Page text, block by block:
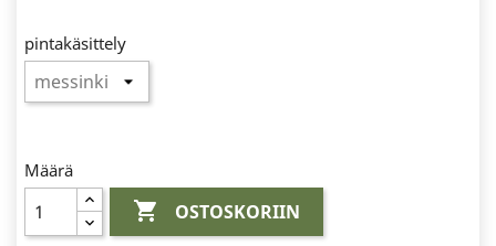
pintakäsittely
Määrä
 OSTOSKORIIN